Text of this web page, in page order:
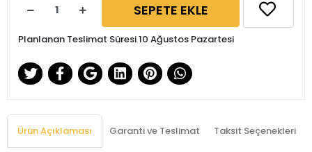
SEPETE EKLE
Planlanan Teslimat Süresi 10 Ağustos Pazartesi
Ürün Açıklaması Garanti ve Teslimat Taksit Seçenekleri